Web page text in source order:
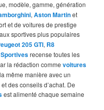
modèle, gamme, génération
,Aston Martinet
et de voitures de prestige
sportives plus populaires
205 GTI, R8
recense toutes les
la rédaction commevoitures
même manière avec un
des conseils d’achat. De
est alimenté chaque semaine